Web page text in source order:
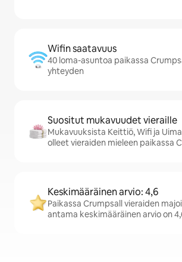
Wifin saatavuus
40 loma-asuntoa paikassa
yhteyden
Suositut mukavuudet vieraille
Mukavuuksista Keittiö, Wifi ja
olleet vieraiden mieleen paikassa
Keskimääräinen arvio: 4,6
Paikassa Crumpsall vieraiden
antama keskimääräinen arvio on